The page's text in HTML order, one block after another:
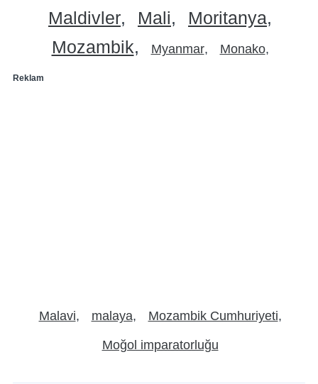
Maldivler Mali
Moritanya
Mozambik
Myanmar Monako
Reklam
Malavi malaya Mozambik Cumhuriyeti
Moğol imparatorluğu